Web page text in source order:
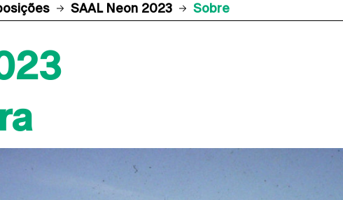
SAAL Neon 2023 Sobre